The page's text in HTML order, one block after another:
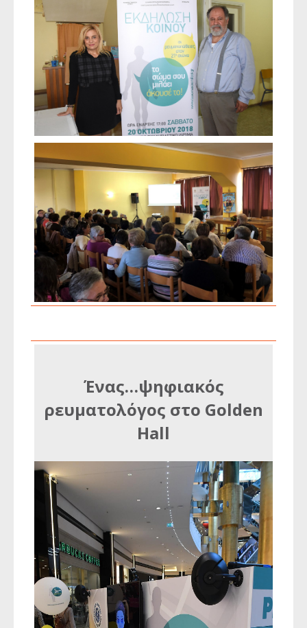
Ένας…ψηφιακός
ρευματολόγος στο Golden
Hall